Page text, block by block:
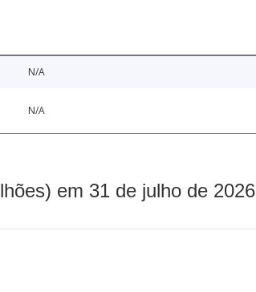
N/A
N/A
em 31 de julho de 2026